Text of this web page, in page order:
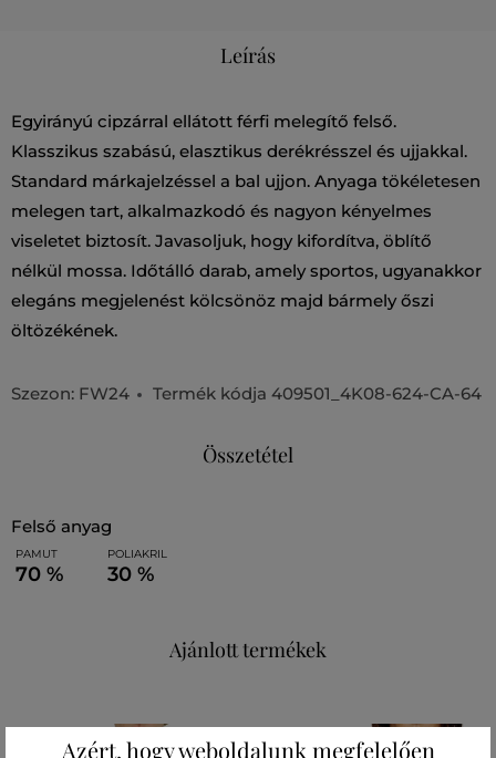
Leírás
Egyirányú cipzárral ellátott férfi melegítő felső.
Klasszikus szabású, elasztikus derékrésszel és ujjakkal.
Standard márkajelzéssel a bal ujjon. Anyaga tökéletesen
melegen tart, alkalmazkodó és nagyon kényelmes
viseletet biztosít. Javasoljuk, hogy kifordítva, öblítő
nélkül mossa. Időtálló darab, amely sportos, ugyanakkor
elegáns megjelenést kölcsönöz majd bármely őszi
öltözékének.
Szezon: FW24 Termék kódja 409501_4K08-624-CA-64
Összetétel
felső anyag
PAMUT
70 %
POLIAKRIL
30 %
Ajánlott termékek
Azért, hogy weboldalunk megfelelően